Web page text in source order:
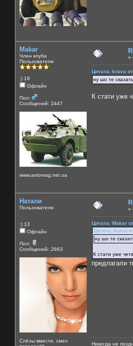
Makar
Член клуба
Пользователи
:) 19
Офлайн
Пол:
Сообщений: 2447
www.avtomag.net.ua
«
Цитата: krava
ну шо те
К стати уже
Натали
Пользователи
:) 13
Офлайн
Пол:
Сообщений: 2663
Слёзы вместе, смех
«
Цитата: Makar
Цитата: krava
ну шо те
К стати уже
предлагали
Никогда не